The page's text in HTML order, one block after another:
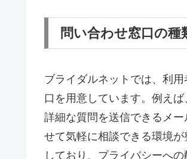
問い合わせ窓口の種
ブライダルネットでは、利
口を用意しています。例え
詳細な質問を送信できるメ
せて気軽に相談できる環境
しており、プライバシーへ